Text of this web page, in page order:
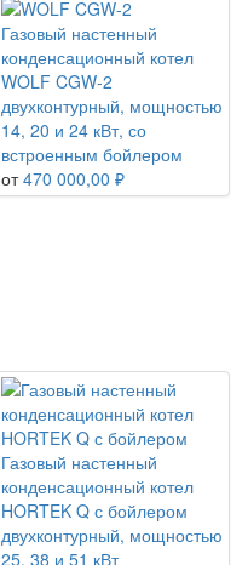
Газовый настенный
конденсационный котел
WOLF CGW-2
двухконтурный, мощностью
14, 20 и 24 кВт, со
встроенным бойлером
от 470 000,00 ₽
Газовый настенный
конденсационный котел
HORTEK Q с бойлером
двухконтурный, мощностью
25, 38 и 51 кВт